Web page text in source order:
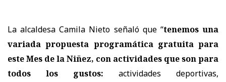
La alcaldesa Camila Nieto señaló que “tenemos una
variada propuesta programática gratuita para
este Mes de la Niñez, con actividades que son para
todos los gustos:
actividades deportivas,